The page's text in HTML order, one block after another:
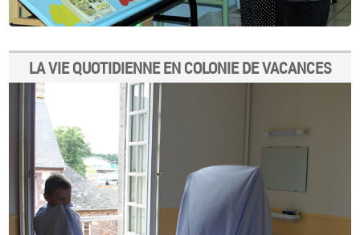
LA VIE QUOTIDIENNE EN COLONIE DE VACANCES